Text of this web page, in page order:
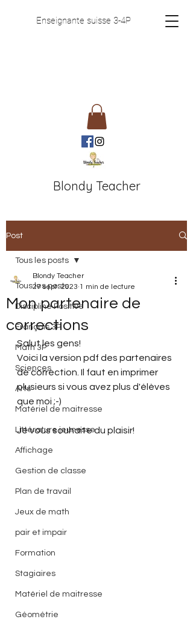
Enseignante suisse 3-4P
Blondy Teacher
Post
Tous les posts
Discipline Positive
Français 3P
Math 3P
Sciences
Arts
Matériel de maitresse
Littérature jeunesse
Affichage
Gestion de classe
Plan de travail
Jeux de math
pair et impair
Formation
Stagiaires
Matériel de maitresse
Géométrie
Tous les posts
Mon partenaire de
corrections
Blondy Teacher
27 sept. 2023 1 min de lecture
Salut les gens!
Voici la version pdf des partenaires
de correction. Il faut en imprimer
plusieurs si vous avez plus d'élèves
que moi ;-)
Je vous souhaite du plaisir!